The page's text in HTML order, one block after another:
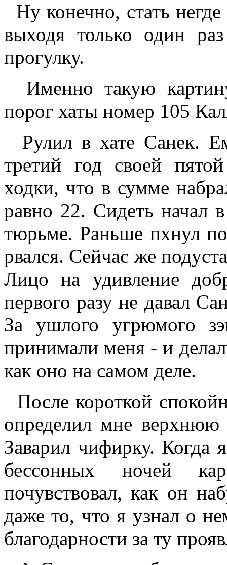
Ну конечно, стать
выходя только один
прогулку.
Именно такую
порог хаты номер 105
Рулил в хате Санек.
третий год своей
ходки, что в сумме
равно 22. Сидеть начал
тюрьме. Раньше пхнул
рвался. Сейчас же
Лицо на удивление
первого разу не давал
За ушлого угрюмого
принимали меня - и
как оно на самом деле.
После короткой
определил мне
Заварил чифирку. Когда
бессонных ночей
почувствовал, как он
даже то, что я узнал о
благодарности за ту